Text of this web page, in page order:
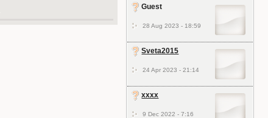
Guest
28 Aug 2023 - 18:59
Sveta2015
24 Apr 2023 - 21:14
xxxx
9 Dec 2022 - 7:16